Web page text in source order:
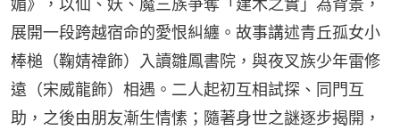
媚》，以仙、妖、魔三族爭奪「建木之實」為背景，
展開一段跨越宿命的愛恨糾纏。故事講述青丘孤女小
棒槌（鞠婧禕飾）入讀雛鳳書院，與夜叉族少年雷修
遠（宋威龍飾）相遇。二人起初互相試探、同門互
助，之後由朋友漸生情愫；隨著身世之謎逐步揭開，